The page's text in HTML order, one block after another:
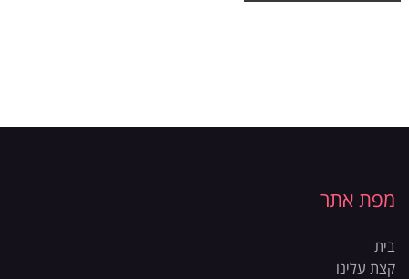
מפת אתר
בית
קצת עלינו